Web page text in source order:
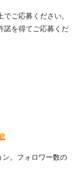
ご応募ください。
諾を得てご応募くだ
ン。フォロワー数の